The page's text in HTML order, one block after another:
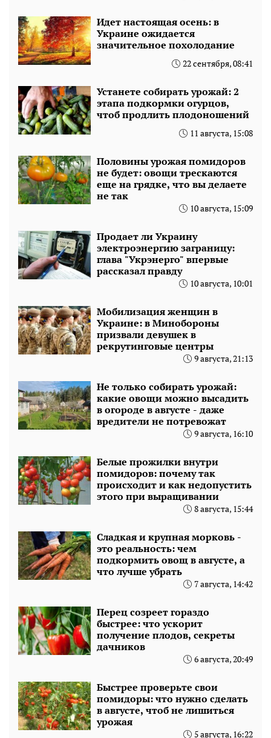
Идет настоящая осень: в
Украине ожидается
значительное похолодание
22 сентября, 08:41
Устанете собирать урожай: 2
этапа подкормки огурцов,
чтоб продлить плодоношений
11 августа, 15:08
Половины урожая помидоров
не будет: овощи трескаются
еще на грядке, что вы делаете
не так
10 августа, 15:09
Продает ли Украину
электроэнергию заграницу:
глава "Укрэнерго" впервые
рассказал правду
10 августа, 10:01
Мобилизация женщин в
Украине: в Минобороны
призвали девушек в
рекрутинговые центры
9 августа, 21:13
Не только собирать урожай:
какие овощи можно высадить
в огороде в августе - даже
вредители не потревожат
9 августа, 16:10
Белые прожилки внутри
помидоров: почему так
происходит и как недопустить
этого при выращивании
8 августа, 15:44
Сладкая и крупная морковь -
это реальность: чем
подкормить овощ в августе, а
что лучше убрать
7 августа, 14:42
Перец созреет гораздо
быстрее: что ускорит
получение плодов, секреты
дачников
6 августа, 20:49
Быстрее проверьте свои
помидоры: что нужно сделать
в августе, чтоб не лишиться
урожая
5 августа, 16:22